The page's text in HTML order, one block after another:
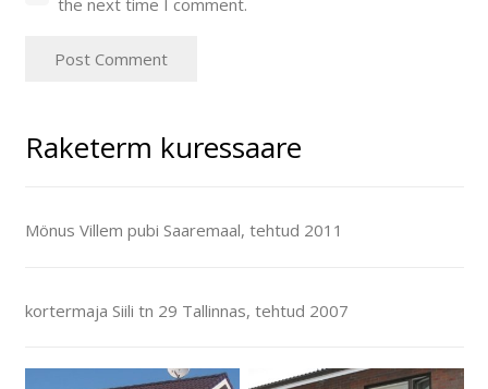
the next time I comment.
Post Comment
Raketerm kuressaare
Mönus Villem pubi Saaremaal, tehtud 2011
kortermaja Siili tn 29 Tallinnas, tehtud 2007